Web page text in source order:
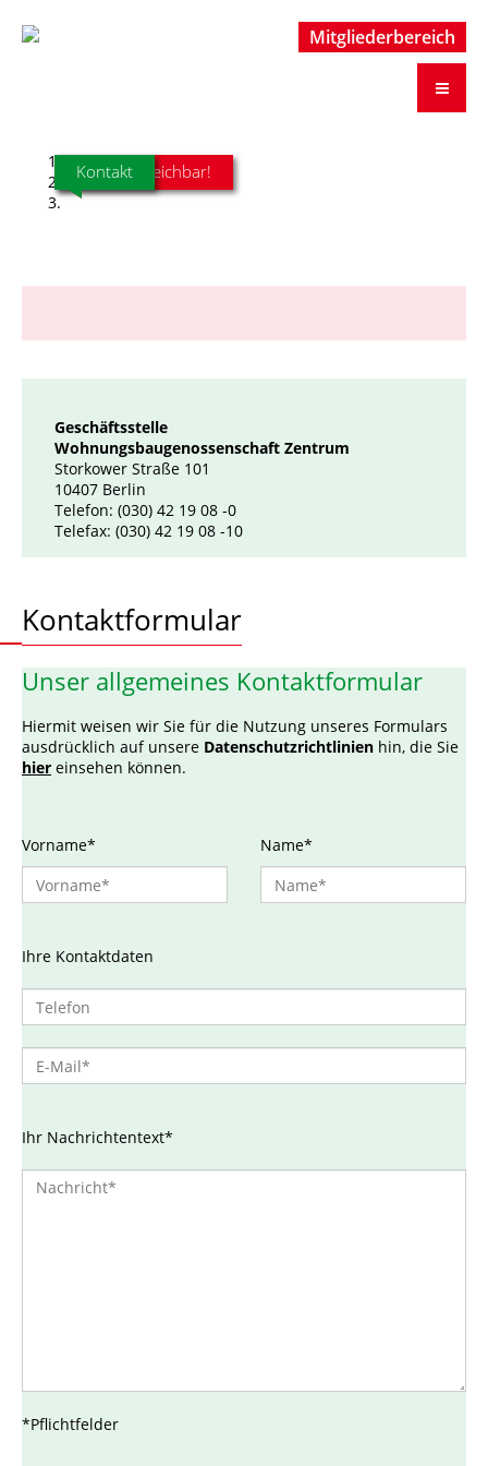
Mitgliederbereich
Mitgliederbereich
Für Sie erreichbar!
Kontakt
Geschäftsstelle
Wohnungsbaugenossenschaft Zentrum
Storkower Straße 101
10407 Berlin
Telefon: (030) 42 19 08 -0
Telefax: (030) 42 19 08 -10
Kontaktformular
Unser allgemeines Kontaktformular
Hiermit weisen wir Sie für die Nutzung unseres Formulars
ausdrücklich auf unsere Datenschutzrichtlinien hin, die Sie
hier einsehen können.
Vorname* Name*
Ihre Kontaktdaten
Ihr Nachrichtentext*
*Pflichtfelder